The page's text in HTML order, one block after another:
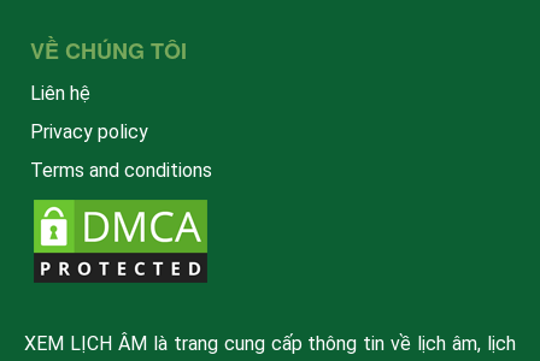
VỀ CHÚNG TÔI
Liên hệ
Privacy policy
Terms and conditions
XEM LỊCH ÂM là trang cung cấp thông tin về lịch âm, lịch